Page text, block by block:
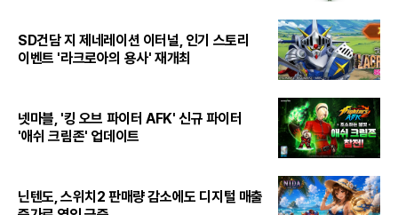
SD건담 지 제네레이션 이터널, 인기 스토리
이벤트 '라크로아의 용사' 재개최
넷마블, '킹 오브 파이터 AFK' 신규 파이터
'애쉬 크림존' 업데이트
닌텐도, 스위치2 판매량 감소에도 디지털 매출